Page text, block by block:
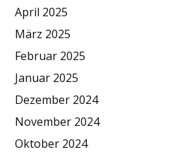
April 2025
März 2025
Februar 2025
Januar 2025
Dezember 2024
November 2024
Oktober 2024